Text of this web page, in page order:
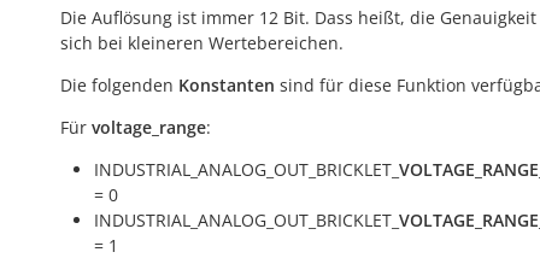
Die Auflösung ist immer 12 Bit. Dass heißt, die
sich bei kleineren Wertebereichen.
Die folgenden Konstanten sind für diese Funktion
Für voltage_range:
INDUSTRIAL_ANALOG_OUT_BRICKLET_ VOLTAGE_RANGE
= 0
INDUSTRIAL_ANALOG_OUT_BRICKLET_ VOLTAGE_RANGE
= 1